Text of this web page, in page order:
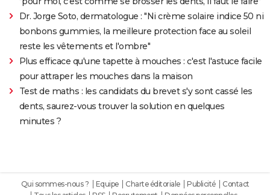
Dr. Jorge Soto, dermatologue : "Ni crème solaire indice 50 ni
bonbons gummies, la meilleure protection face au soleil
reste les vêtements et l'ombre"
Plus efficace qu'une tapette à mouches : c'est l'astuce facile
pour attraper les mouches dans la maison
Test de maths : les candidats du brevet s'y sont cassé les
dents, saurez-vous trouver la solution en quelques
minutes ?
Qui sommes-nous ? Equipe Charte éditoriale Publicité
Contact